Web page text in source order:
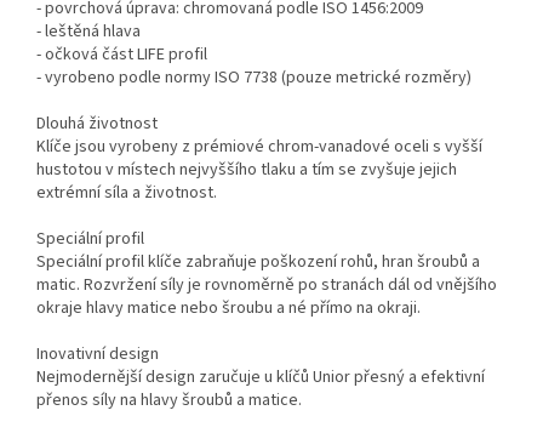
- povrchová úprava: chromovaná podle ISO 1456:2009
- leštěná hlava
- očková část LIFE profil
- vyrobeno podle normy ISO 7738 (pouze metrické rozměry)
Dlouhá životnost
Klíče jsou vyrobeny z prémiové chrom-vanadové oceli s vyšší
hustotou v místech nejvyššího tlaku a tím se zvyšuje jejich
extrémní síla a životnost.
Speciální profil
Speciální profil klíče zabraňuje poškození rohů, hran šroubů a
matic. Rozvržení síly je rovnoměrně po stranách dál od vnějšího
okraje hlavy matice nebo šroubu a né přímo na okraji.
Inovativní design
Nejmodernější design zaručuje u klíčů Unior přesný a efektivní
přenos síly na hlavy šroubů a matice.